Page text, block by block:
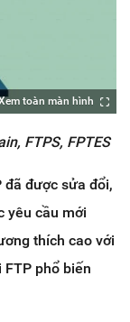
toàn màn hình
FTPS, FPTES
được sửa đổi,
yêu cầu mới
thích cao với
phổ biến